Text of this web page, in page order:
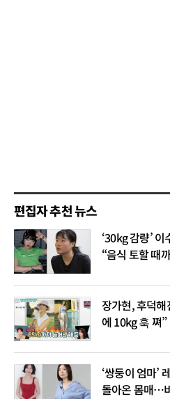
편집자 추천 뉴스
‘30kg 감량’
“음식 토할 때
장가현, 후덕해
에 10kg 훅 쪄”
‘쌍둥이 엄마’
돌아온 몸매…